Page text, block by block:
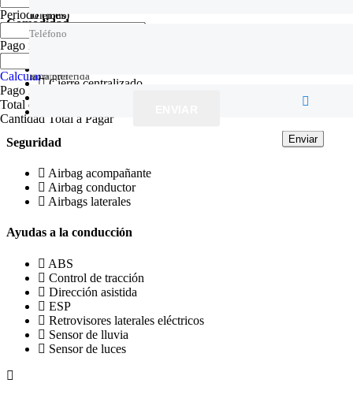
Comodidad
Cierre centralizado
Seguridad
Airbag acompañante
Airbag conductor
Airbags laterales
Ayudas a la conducción
ABS
Control de tracción
Dirección asistida
ESP
Retrovisores laterales eléctricos
Sensor de lluvia
Sensor de luces
Teléfono
Hora preferida
Enviar
Teléfono
Tu oferta
Enviar
Periodo(mes)
Pago inicial
Calcular
Pago Mensual
Total de Intereses a Pagar
Cantidad Total a Pagar
Teléfono
Hora preferida
Enviar
Teléfono